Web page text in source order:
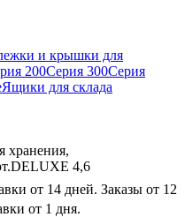
и крышки для
200Серия 300Серия
Ящики для склада
хранения,
4,6
от 14 дней. Заказы от 12
от 1 дня.